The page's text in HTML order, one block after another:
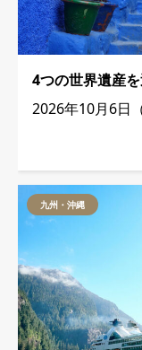
4つの世界遺産
2026年10月6日
九州・沖縄